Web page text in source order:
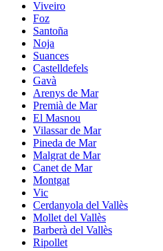
Viveiro
Foz
Santoña
Noja
Suances
Castelldefels
Gavà
Arenys de Mar
Premià de Mar
El Masnou
Vilassar de Mar
Pineda de Mar
Malgrat de Mar
Canet de Mar
Montgat
Vic
Cerdanyola del Vallès
Mollet del Vallès
Barberà del Vallès
Ripollet